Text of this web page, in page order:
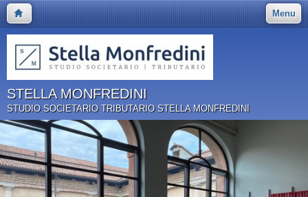
Menu
STELLA MONFREDINI
STUDIO SOCIETARIO TRIBUTARIO STELLA MONFREDINI